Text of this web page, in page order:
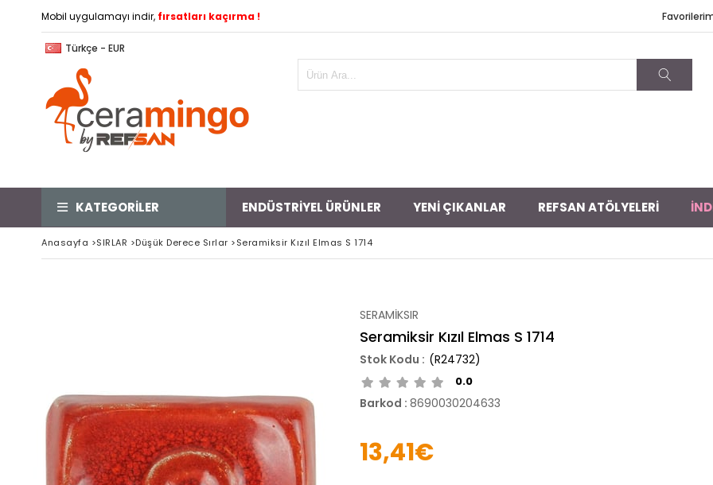
Mobil uygulamayı indir, fırsatları kaçırma !
Türkçe - EUR
KATEGORİLER ENDÜSTRİYEL ÜRÜNLER YENİ ÇIKANLAR REFSAN ATÖLYELERİ
Anasayfa >SIRLAR >Düşük Derece Sırlar >Seramiksir Kızıl Elmas S 1714
SERAMİKSIR
Seramiksir Kızıl Elmas S 1714
(R24732)
0.0
Barkod : 8690030204633
13,41€